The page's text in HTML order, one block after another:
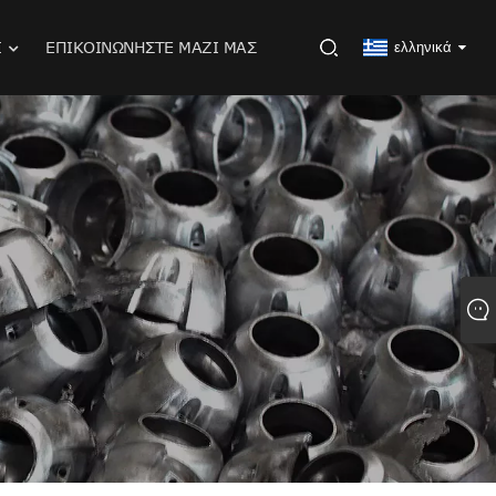
ΕΠΙΚΟΙΝΩΝΉΣΤΕ ΜΑΖΊ ΜΑΣ ελληνικά